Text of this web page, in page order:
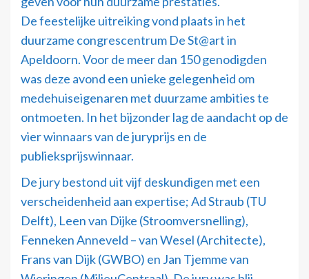
De feestelijke uitreiking vond plaats in het
duurzame congrescentrum De St@art in
Apeldoorn. Voor de meer dan 150 genodigden
was deze avond een unieke gelegenheid om
medehuiseigenaren met duurzame ambities te
ontmoeten. In het bijzonder lag de aandacht op de
vier winnaars van de juryprijs en de
publieksprijswinnaar.
De jury bestond uit vijf deskundigen met een
verscheidenheid aan expertise; Ad Straub (TU
Delft), Leen van Dijke (Stroomversnelling),
Fenneken Anneveld – van Wesel (Architecte),
Frans van Dijk (GWBO) en Jan Tjemme van